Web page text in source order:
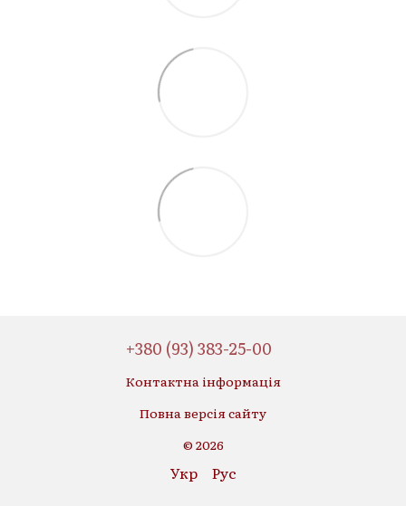
+380 (93) 383-25-00
Контактна інформація
Повна версія сайту
© 2026
Укр Рус